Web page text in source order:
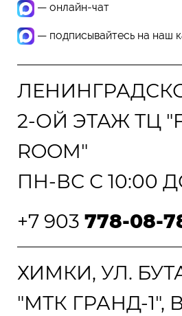
— онлайн-чат
— подписывайтесь на наш
2-ОЙ ЭТАЖ ТЦ
ROOM"
ПН-ВС С 10:00
+7 903 778-08-
ХИМКИ, УЛ.
"МТК ГРАНД-1",